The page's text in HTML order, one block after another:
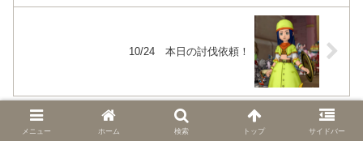
10/24 本日の討伐依頼！
コメント
メニュー ホーム 検索 トップ サイドバー